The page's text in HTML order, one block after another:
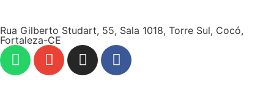
Rua Gilberto Studart, 55, Sala 1018, Torre Sul, Cocó,
Fortaleza-CE